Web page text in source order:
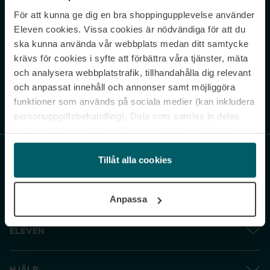
För att kunna ge dig en bra shoppingupplevelse använder
Eleven cookies. Vissa cookies är nödvändiga för att du
ska kunna använda vår webbplats medan ditt samtycke
krävs för cookies i syfte att förbättra våra tjänster, mäta
och analysera webbplatstrafik, tillhandahålla dig relevant
och anpassat innehåll och annonser samt möjliggöra
funktioner som används på sociala medier (kan inkludera
personuppgiftsbehandling). Data som samlas in delas
och gå vidare” accepterar du samtliga cookies medan du
under ”Inställningar” kan anpassa användningen av
cookies. Du kan återkalla ditt samtycke när som helst.
Tillåt alla cookies
Anpassa
Never miss a beat.
Sign up to our newsletter.
Genom att prenumerera accepterar du vår Integritetspolicy. Avprenumerera
ELEVEN